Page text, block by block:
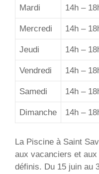
Mardi 14h –
Mercredi 14h –
Jeudi 14h –
Vendredi 14h –
Samedi 14h –
Dimanche 14h –
La Piscine à Saint
aux vacanciers et
définis. Du 15 juin au